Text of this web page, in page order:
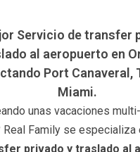
Servicio de transfer
al aeropuerto en
Port Canaveral,
Miami.
unas vacaciones
Real Family se especializa
privado y traslado al